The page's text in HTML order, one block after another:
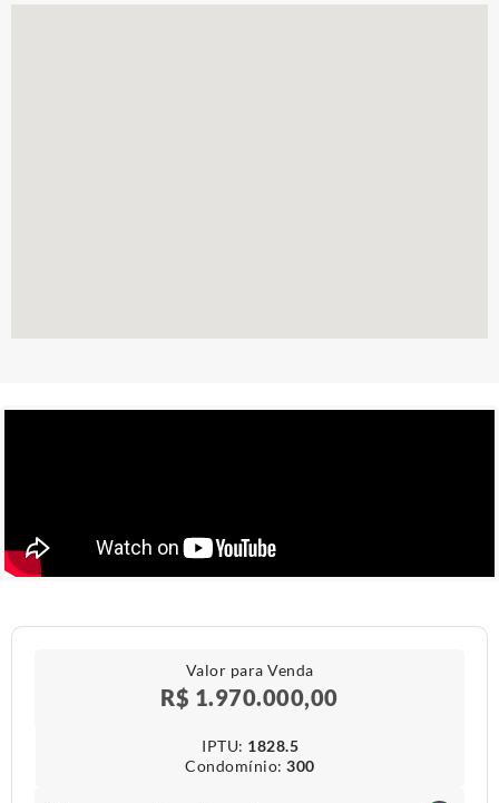
Valor para Venda
R$ 1.970.000,00
IPTU​: 1828.5
Condomínio​: 300